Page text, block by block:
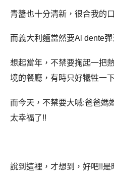
青醬也十分清新，很合我的
而義大利麵當然要Al dente
想起當年，不禁要掬起一把
境的餐廳，有時只好犧牲一
而今天，不禁要大喊:爸爸媽
太幸福了!!
說到這裡，才想到，好吧!!